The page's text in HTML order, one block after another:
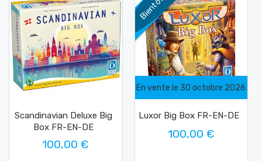
Scandinavian Deluxe Big
Box FR-EN-DE
100,00 €
En vente le 30 octobre 2026
Luxor Big Box FR-EN-DE
100,00 €